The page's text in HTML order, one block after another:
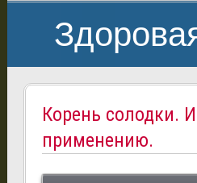
Корень солодки.
применению.